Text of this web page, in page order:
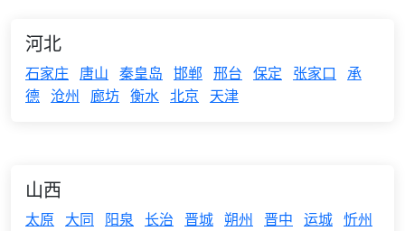
河北
石家庄 唐山 秦皇岛 邯郸 邢台 保定 张家口
承
德 沧州 廊坊 衡水 北京 天津
山西
太原 大同 阳泉 长治 晋城 朔州 晋中 运城 忻州